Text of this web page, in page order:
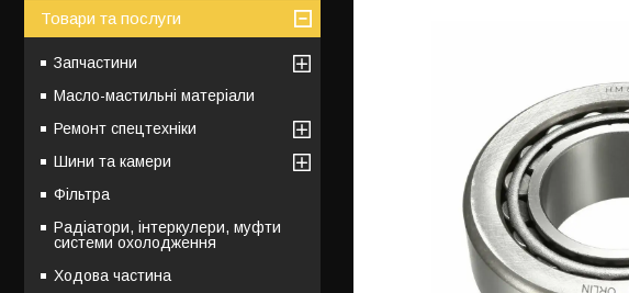
Товари та послуги
Запчастини
Масло-мастильні матеріали
Ремонт спецтехніки
Шини та камери
Фільтра
Радіатори, інтеркулери, муфти
системи охолодження
Ходова частина